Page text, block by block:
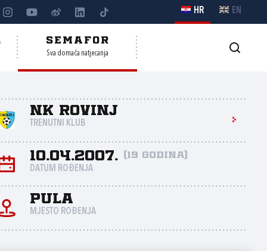
HR EN
SEMAFOR
Sva domaća natjecanja
NK Rovinj
TRENUTNI KLUB
10.04.2007. (19 godina)
DATUM ROĐENJA
Pula
MJESTO ROĐENJA